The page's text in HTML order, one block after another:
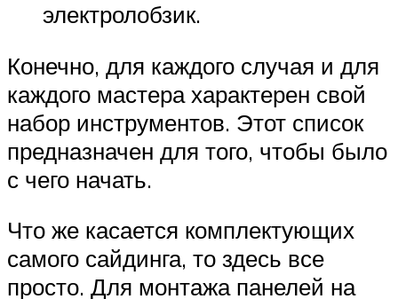
электролобзик.
Конечно, для каждого случая и для
каждого мастера характерен свой
набор инструментов. Этот список
предназначен для того, чтобы было
с чего начать.
Что же касается комплектующих
самого сайдинга, то здесь все
просто. Для монтажа панелей на